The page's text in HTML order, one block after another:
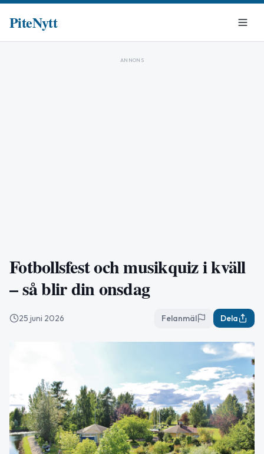
PiteNytt
ANNONS
Fotbollsfest och musikquiz i kväll
– så blir din onsdag
25 juni 2026 Felanmäl Dela